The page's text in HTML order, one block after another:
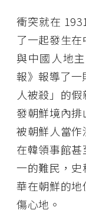
衝突就在
了一起發生
與中國人地
報》報導了一
人被殺」的
發朝鮮境內
被朝鮮人當
在韓領事館
一的難民，
華在朝鮮的
傷心地。